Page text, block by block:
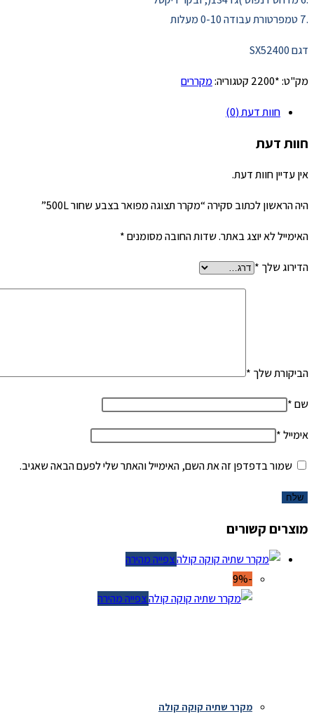
דגם SX52400
מק"ט:*2200 קטגוריה:מקררים
חוות דעת (0)
חוות דעת
אין עדיין חוות דעת.
היה הראשון לכתוב סקירה “מקרר תצוגה מפואר בצבע שחור 500L”
האימייל לא יוצג באתר.שדות החובה מסומנים*
הדירוג שלך*
הביקורת שלך*
שם*
אימייל*
שמור בדפדפן זה את השם, האימייל והאתר שלי לפעם הבאה שאגיב.
מוצרים קשורים
צפייה מהירה
צפייה מהירה
מקרר שתיה קוקה קולה